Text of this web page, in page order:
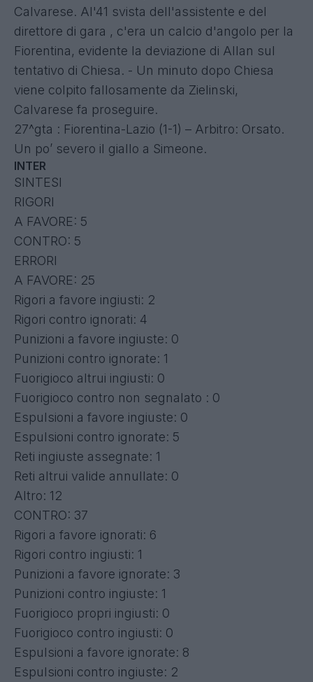
Calvarese. Al'41 svista dell'assistente e del
direttore di gara , c'era un calcio d'angolo per la
Fiorentina, evidente la deviazione di Allan sul
tentativo di Chiesa. - Un minuto dopo Chiesa
viene colpito fallosamente da Zielinski,
Calvarese fa proseguire.
27^gta : Fiorentina-Lazio (1-1) – Arbitro: Orsato.
Un po’ severo il giallo a Simeone.
INTER
SINTESI
RIGORI
A FAVORE: 5
CONTRO: 5
ERRORI
A FAVORE: 25
Rigori a favore ingiusti: 2
Rigori contro ignorati: 4
Punizioni a favore ingiuste: 0
Punizioni contro ignorate: 1
Fuorigioco altrui ingiusti: 0
Fuorigioco contro non segnalato : 0
Espulsioni a favore ingiuste: 0
Espulsioni contro ignorate: 5
Reti ingiuste assegnate: 1
Reti altrui valide annullate: 0
Altro: 12
CONTRO: 37
Rigori a favore ignorati: 6
Rigori contro ingiusti: 1
Punizioni a favore ignorate: 3
Punizioni contro ingiuste: 1
Fuorigioco propri ingiusti: 0
Fuorigioco contro ingiusti: 0
Espulsioni a favore ignorate: 8
Espulsioni contro ingiuste: 2